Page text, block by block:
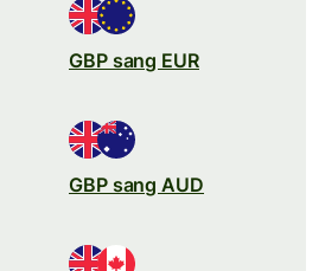
GBP sang EUR
GBP sang AUD